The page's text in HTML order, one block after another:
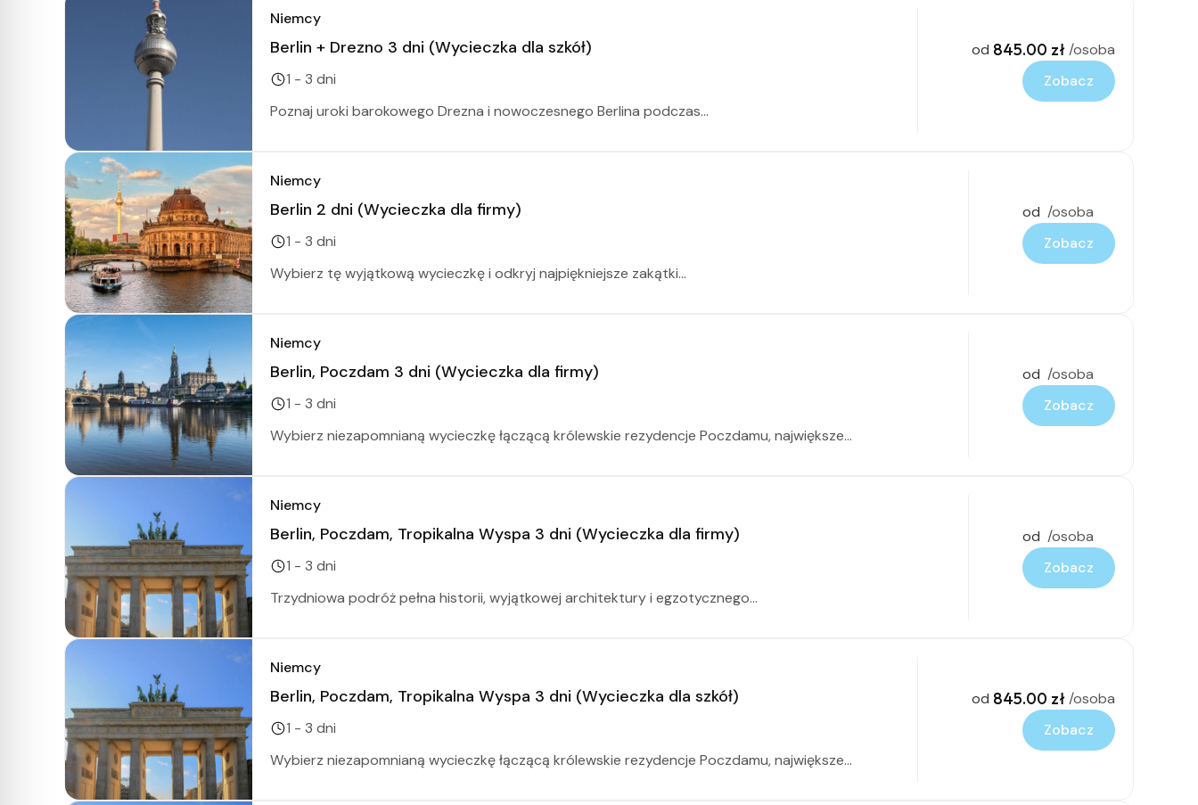
Niemcy
Berlin + Drezno 3 dni (Wycieczka dla szkół)
1 - 3 dni
Poznaj uroki barokowego Drezna i nowoczesnego Berlina podczas...
od 845.00 zł /osoba
Zobacz
Niemcy
Berlin 2 dni (Wycieczka dla firmy)
1 - 3 dni
Wybierz tę wyjątkową wycieczkę i odkryj najpiękniejsze zakątki...
od /osoba
Zobacz
Niemcy
Berlin, Poczdam 3 dni (Wycieczka dla firmy)
1 - 3 dni
Wybierz niezapomnianą wycieczkę łączącą królewskie rezydencje Poczdamu, największe...
od /osoba
Zobacz
Niemcy
Berlin, Poczdam, Tropikalna Wyspa 3 dni (Wycieczka dla firmy)
1 - 3 dni
Trzydniowa podróż pełna historii, wyjątkowej architektury i egzotycznego...
od /osoba
Zobacz
Niemcy
Berlin, Poczdam, Tropikalna Wyspa 3 dni (Wycieczka dla szkół)
1 - 3 dni
Wybierz niezapomnianą wycieczkę łączącą królewskie rezydencje Poczdamu, największe...
od 845.00 zł /osoba
Zobacz